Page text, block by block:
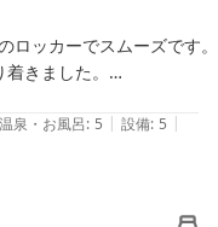
言葉を頂戴することが
フ一同快適なホテルを
名古屋栄駅前を何卒よ
ります。
ッカーでスムーズです。
きました。
なかったです。
ことなく気軽に利用できる
温泉・お風呂: 5 | 設備: 5 |